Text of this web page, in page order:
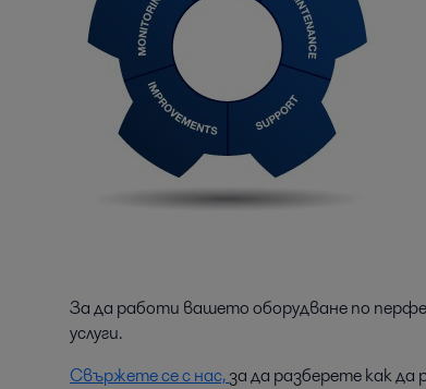
За да работи вашето оборудване по
услуги.
Свържете се с нас,за да разберете как